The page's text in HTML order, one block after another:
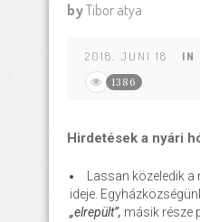
byTibor atya
2018. JUNI 18 IN
1386
Hirdetések a nyári
Lassan közeledik
ideje.
„elrepült”, másik része